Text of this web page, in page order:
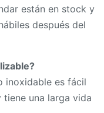
están en stock y
después del
inoxidable es fácil
una larga vida